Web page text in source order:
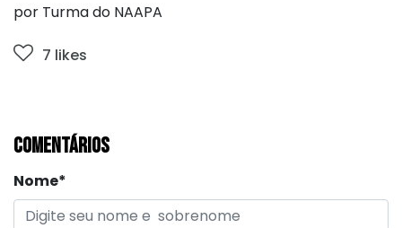
por Turma do NAAPA
7 likes
COMENTÁRIOS
Nome*